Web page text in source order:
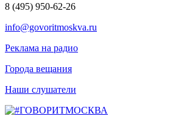
8 (495) 950-62-26
info@govoritmoskva.ru
Реклама на радио
Города вещания
Наши слушатели